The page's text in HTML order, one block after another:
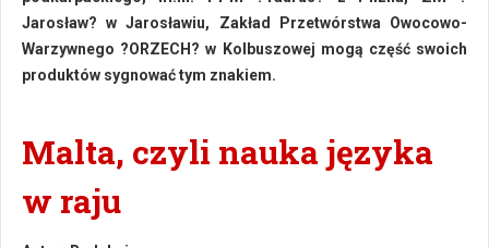
Jarosław? w Jarosławiu, Zakład Przetwórstwa Owocowo-
Warzywnego ?ORZECH? w Kolbuszowej mogą część swoich
produktów sygnować tym znakiem.
Malta, czyli nauka języka
w raju